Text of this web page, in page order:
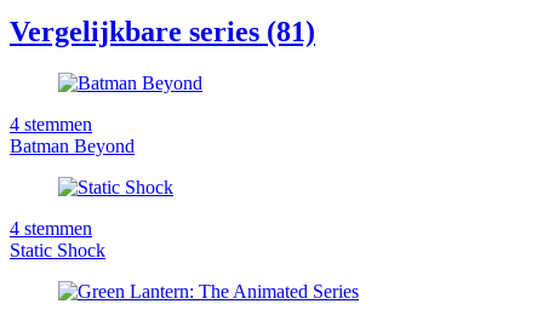
Vergelijkbare series (81)
4 stemmen
Batman Beyond
4 stemmen
Static Shock